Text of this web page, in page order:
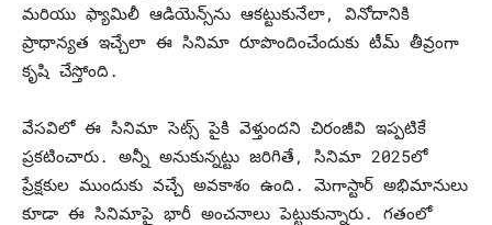
మరియు ఫ్యామిలీ ఆడియెన్స్‌ను ఆకట్టుకునేలా, వినోదానికి
ప్రాధాన్యత ఇచ్చేలా ఈ సినిమా రూపొందించేందుకు టీమ్‌ తీవ్రంగా
కృషి చేస్తోంది.
వేసవిలో ఈ సినిమా సెట్స్ పైకి వెళ్తుందని చిరంజీవి ఇప్పటికే
ప్రకటించారు. అన్నీ అనుకున్నట్టు జరిగితే, సినిమా 2025లో
ప్రేక్షకుల ముందుకు వచ్చే అవకాశం ఉంది. మెగాస్టార్ అభిమానులు
కూడా ఈ సినిమాపై భారీ అంచనాలు పెట్టుకున్నారు. గతంలో